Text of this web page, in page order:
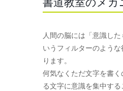
人間の脳には「意識し
いうフィルターのよう
ります。
何気なくただ文字を書
る文字に意識を集中す